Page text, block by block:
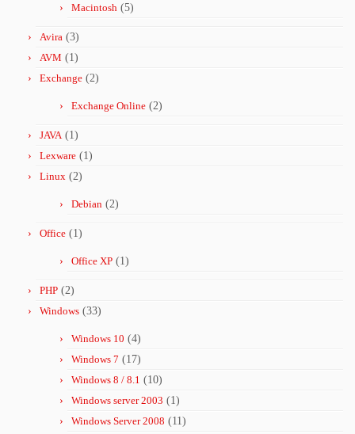
Macintosh (5)
Avira (3)
AVM (1)
Exchange (2)
Exchange Online (2)
JAVA (1)
Lexware (1)
Linux (2)
Debian (2)
Office (1)
Office XP (1)
PHP (2)
Windows (33)
Windows 10 (4)
Windows 7 (17)
Windows 8 / 8.1 (10)
Windows server 2003 (1)
Windows Server 2008 (11)